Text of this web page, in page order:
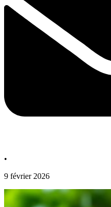
•
9 février 2026